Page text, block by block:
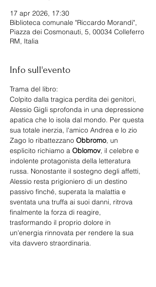
17 apr 2026, 17:30
Biblioteca comunale "Riccardo Morandi",
Piazza dei Cosmonauti, 5, 00034 Colleferro
RM, Italia
Info sull'evento
Trama del libro:
Colpito dalla tragica perdita dei genitori,
Alessio Gigli sprofonda in una depressione
apatica che lo isola dal mondo. Per questa
sua totale inerzia, l'amico Andrea e lo zio
Zago lo ribattezzano Obbromo, un
esplicito richiamo a Oblomov, il celebre e
indolente protagonista della letteratura
russa. Nonostante il sostegno degli affetti,
Alessio resta prigioniero di un destino
passivo finché, superata la malattia e
sventata una truffa ai suoi danni, ritrova
finalmente la forza di reagire,
trasformando il proprio dolore in
un'energia rinnovata per rendere la sua
vita davvero straordinaria.